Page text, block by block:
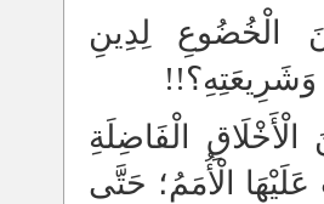
الْخُضُوعِ لِدِينِ
وَشَرِيعَتِهِ؟!!
الْفَاضِلَةِ
الْأُمَمُ؛ حَتَّى